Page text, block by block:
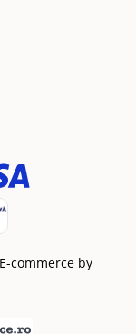
commerce by